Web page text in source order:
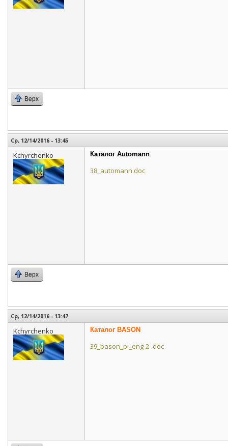
Верх
Ср, 12/14/2016 - 13:45
Kchyrchenko Каталог Automann
38_automann.doc
Верх
Ср, 12/14/2016 - 13:47
Kchyrchenko Каталог BASON
39_bason_pl_eng-2-.doc